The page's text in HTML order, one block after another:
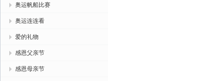
奥运帆船比赛
奥运连连看
爱的礼物
感恩父亲节
感恩母亲节